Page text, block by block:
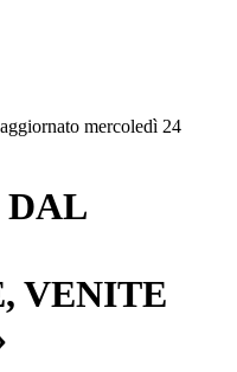
mercoledì 24
DAL
VENITE